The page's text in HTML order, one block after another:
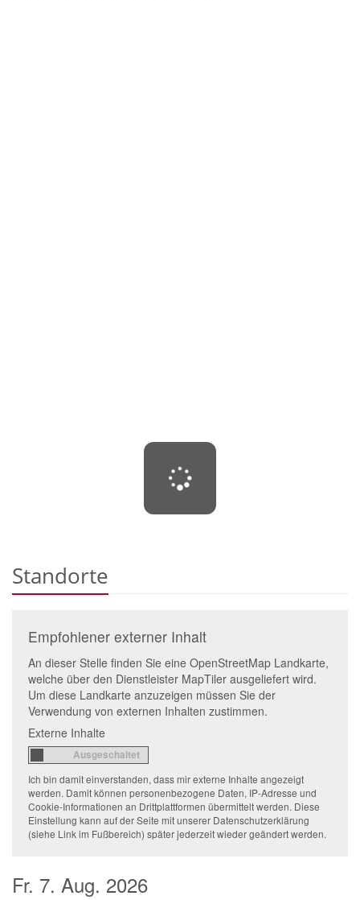
Standorte
Empfohlener externer Inhalt
An dieser Stelle finden Sie eine OpenStreetMap Landkarte,
welche über den Dienstleister MapTiler ausgeliefert wird.
Um diese Landkarte anzuzeigen müssen Sie der
Verwendung von externen Inhalten zustimmen.
Externe Inhalte
Ich bin damit einverstanden, dass mir externe Inhalte angezeigt
werden. Damit können personenbezogene Daten, IP-Adresse und
Cookie-Informationen an Drittplattformen übermittelt werden. Diese
Einstellung kann auf der Seite mit unserer Datenschutzerklärung
(siehe Link im Fußbereich) später jederzeit wieder geändert werden.
Fr. 7. Aug. 2026